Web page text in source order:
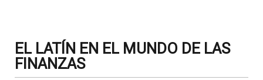
EL LATÍN EN EL MUNDO DE LAS
FINANZAS